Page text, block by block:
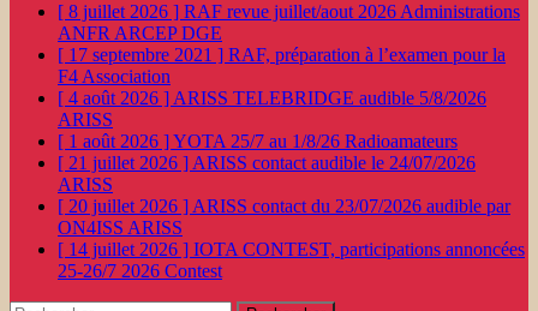
[ 8 juillet 2026 ] RAF revue juillet/aout 2026 Administrations
ANFR ARCEP DGE
[ 17 septembre 2021 ] RAF, préparation à l’examen pour la
F4 Association
[ 4 août 2026 ] ARISS TELEBRIDGE audible 5/8/2026
ARISS
[ 1 août 2026 ]YOTA 25/7 au 1/8/26 Radioamateurs
[ 21 juillet 2026 ] ARISS contact audible le 24/07/2026
ARISS
[ 20 juillet 2026 ] ARISS contact du 23/07/2026 audible par
ON4ISS ARISS
[ 14 juillet 2026 ] IOTA CONTEST, participations annoncées
25-26/7 2026 Contest